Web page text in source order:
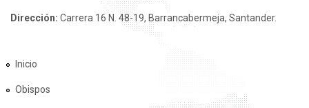
Dirección: Carrera 16 N. 48-19, Barrancabermeja, Santander.
Inicio
Obispos